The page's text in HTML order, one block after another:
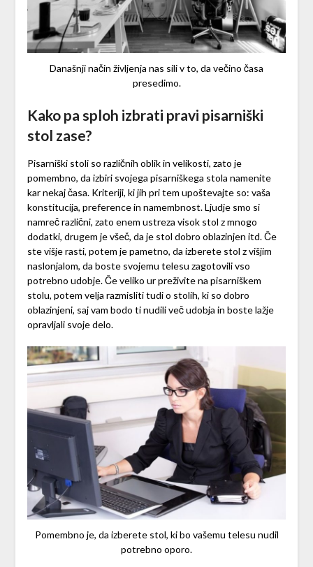
Današnji način življenja nas sili v to, da večino časa
presedimo.
Kako pa sploh izbrati pravi pisarniški
stol zase?
Pisarniški stoli so različnih oblik in velikosti, zato je
pomembno, da izbiri svojega pisarniškega stola namenite
kar nekaj časa. Kriteriji, ki jih pri tem upoštevajte so: vaša
konstitucija, preference in namembnost. Ljudje smo si
namreč različni, zato enem ustreza visok stol z mnogo
dodatki, drugem je všeč, da je stol dobro oblazinjen itd. Če
ste višje rasti, potem je pametno, da izberete stol z višjim
naslonjalom, da boste svojemu telesu zagotovili vso
potrebno udobje. Če veliko ur preživite na pisarniškem
stolu, potem velja razmisliti tudi o stolih, ki so dobro
oblazinjeni, saj vam bodo ti nudili več udobja in boste lažje
opravljali svoje delo.
Pomembno je, da izberete stol, ki bo vašemu telesu nudil
potrebno oporo.